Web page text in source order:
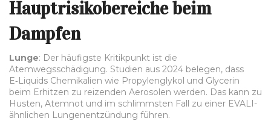
Hauptrisikobereiche beim
Dampfen
Lunge: Der häufigste Kritikpunkt ist die
Atemwegsschädigung. Studien aus 2024 belegen, dass
E‑Liquids Chemikalien wie Propylenglykol und Glycerin
beim Erhitzen zu reizenden Aerosolen werden. Das kann zu
Husten, Atemnot und im schlimmsten Fall zu einer EVALI-
ähnlichen Lungenentzündung führen.